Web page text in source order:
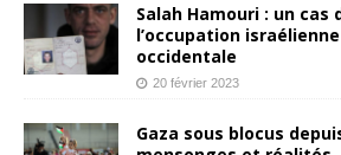
Salah Hamouri : un cas
l’occupation
occidentale
20 février 2023
Gaza sous blocus